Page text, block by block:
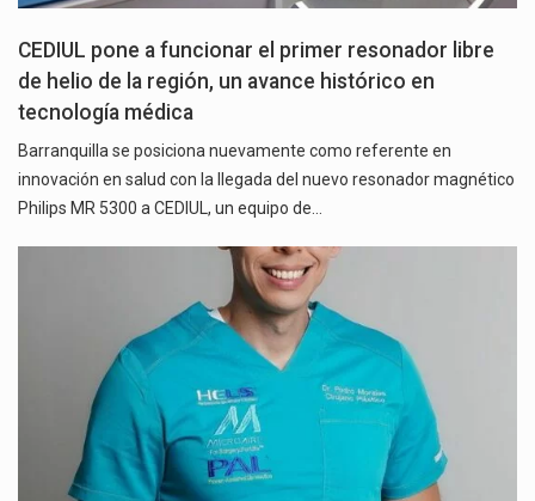
CEDIUL pone a funcionar el primer resonador libre
de helio de la región, un avance histórico en
tecnología médica
Barranquilla se posiciona nuevamente como referente en
innovación en salud con la llegada del nuevo resonador magnético
Philips MR 5300 a CEDIUL, un equipo de…